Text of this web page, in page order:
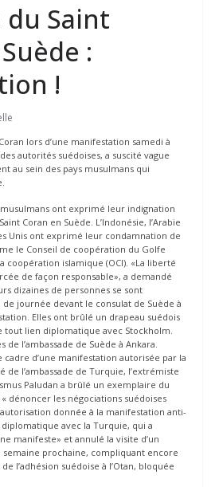
Saint
:
!
lors d’une manifestation samedi à
autorités suédoises, a suscité vague
au sein des pays musulmans qui
ont exprimé leur indignation
Coran en Suède. L’Indonésie, l’Arabie
Unis ont exprimé leur condamnation de
le Conseil de coopération du Golfe
coopération islamique (OCI). «La liberté
de façon responsable», a demandé
dizaines de personnes se sont
journée devant le consulat de Suède à
Elles ont brûlé un drapeau suédois
tout lien diplomatique avec Stockholm.
de l’ambassade de Suède à Ankara.
cadre d’une manifestation autorisée par la
de l’ambassade de Turquie, l’extrémiste
Paludan a brûlé un exemplaire du
dénoncer les négociations suédoises
donnée à la manifestation anti-
avec la Turquie, qui a
manifeste» et annulé la visite d’un
prochaine, compliquant encore
l’adhésion suédoise à l’Otan, bloquée